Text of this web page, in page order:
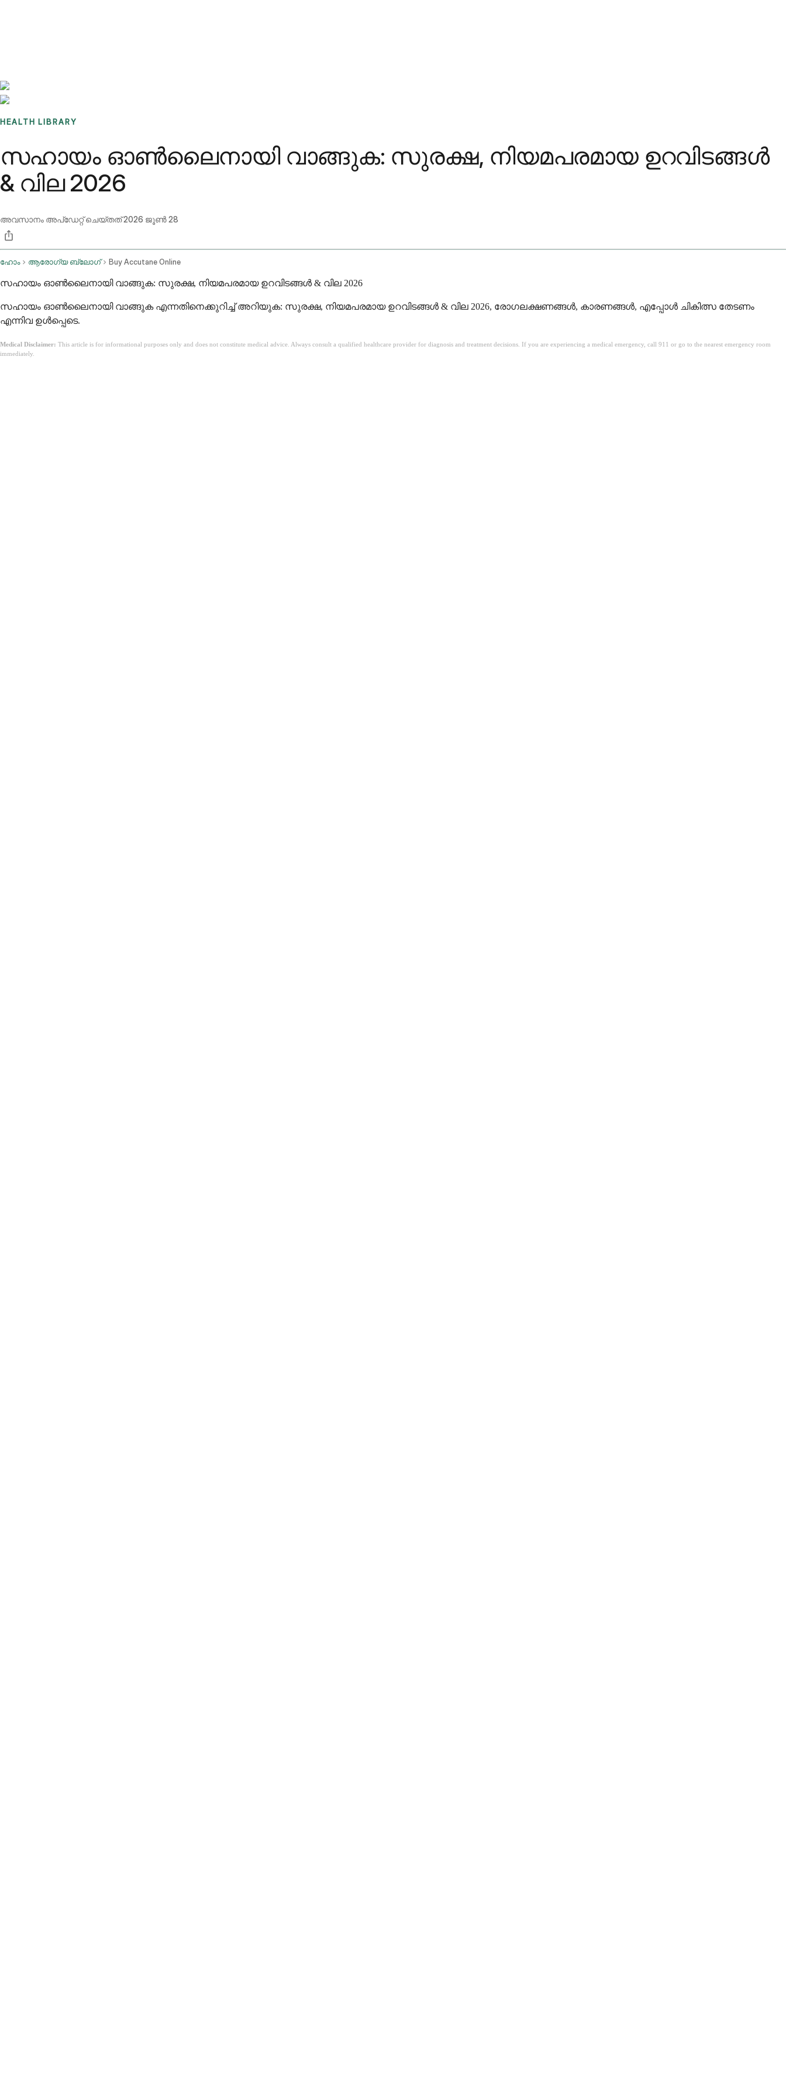
HEALTH LIBRARY
സഹായം ഓൺലൈനായി വാങ്ങുക: സുരക്ഷ, നിയമപരമായ ഉറവിടങ്ങൾ
& വില 2026
അവസാനം അപ്ഡേറ്റ് ചെയ്തത്2026 ജൂൺ 28
ഹോം ആരോഗ്യ ബ്ലോഗ് Buy Accutane Online
സഹായം ഓൺലൈനായി വാങ്ങുക: സുരക്ഷ, നിയമപരമായ ഉറവിടങ്ങൾ & വില 2026
സഹായം ഓൺലൈനായി വാങ്ങുക എന്നതിനെക്കുറിച്ച് അറിയുക: സുരക്ഷ, നിയമപരമായ ഉറവിടങ്ങൾ & വില 2026, രോഗലക്ഷണങ്ങൾ, കാരണങ്ങൾ, എപ്പോൾ ചികിത്സ തേടണം
എന്നിവ ഉൾപ്പെടെ.
Medical Disclaimer: This article is for informational purposes only and does not constitute medical advice. Always consult a qualified healthcare provider for diagnosis and treatment decisions. If you are experiencing a medical emergency, call 911 or go to the nearest emergency room
immediately.